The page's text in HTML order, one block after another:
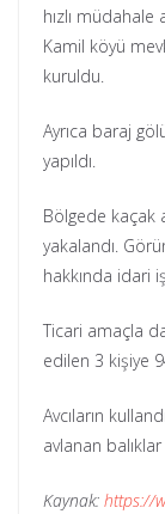
hızlı müdahale
Kamil köyü
kuruldu.
Ayrıca baraj
yapıldı.
Bölgede kaçak
yakalandı.
hakkında idari
Ticari amaçla
edilen 3 kişiye
Avcıların
avlanan
Kaynak: https://